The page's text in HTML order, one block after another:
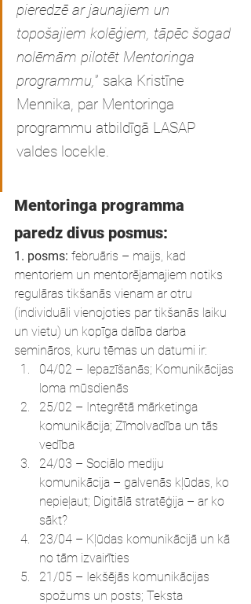
pieredzē ar jaunajiem un
topošajiem kolēģiem, tāpēc šogad
nolēmām pilotēt Mentoringa
programmu,” saka Kristīne
Mennika, par Mentoringa
programmu atbildīgā LASAP
valdes locekle.
Mentoringa programma
paredz divus posmus:
1. posms: februāris – maijs, kad
mentoriem un mentorējamajiem notiks
regulāras tikšanās vienam ar otru
(individuāli vienojoties par tikšanās laiku
un vietu) un kopīga dalība darba
semināros, kuru tēmas un datumi ir:
04/02 – Iepazīšanās; Komunikācijas
loma mūsdienās
25/02 – Integrētā mārketinga
komunikācija; Zīmolvadība un tās
vedība
24/03 – Sociālo mediju
komunikācija – galvenās kļūdas, ko
nepieļaut; Digitālā stratēģija – ar ko
sākt?
23/04 – Kļūdas komunikācijā un kā
no tām izvairīties
21/05 – Iekšējās komunikācijas
spožums un posts; Teksta